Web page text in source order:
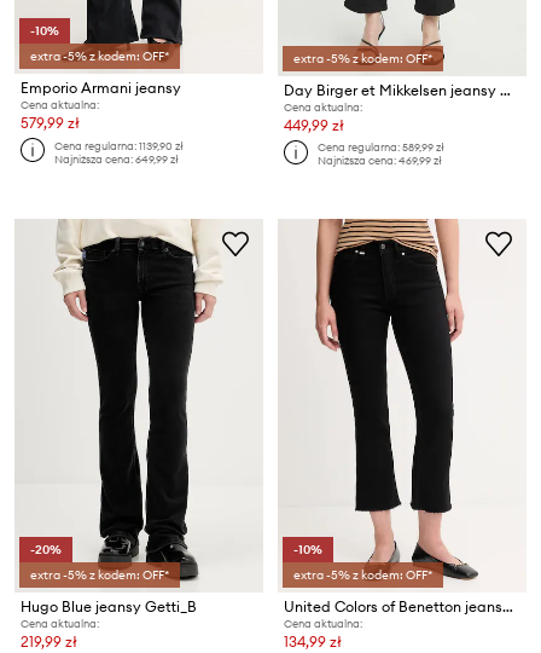
-10%
extra -5% z kodem: OFF*
Emporio Armani jeansy
Cena aktualna:
579,99 zł
Cena regularna:1139,90 zł
Najniższa cena:649,99 zł
extra -5% z kodem: OFF*
Day Birger et Mikkelsen jeansy Madisson - Comfy Denim RD
Cena aktualna:
449,99 zł
Cena regularna:589,99 zł
Najniższa cena:469,99 zł
-20%
extra -5% z kodem: OFF*
Hugo Blue jeansy Getti_B
Cena aktualna:
219,99 zł
-10%
extra -5% z kodem: OFF*
United Colors of Benetton jeansy flare damskie
Cena aktualna:
134,99 zł